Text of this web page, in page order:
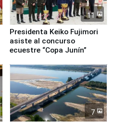
11
Presidenta Keiko Fujimori
asiste al concurso
ecuestre “Copa Junín”
7